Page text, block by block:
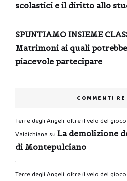
scolastici e il diritto allo
SPUNTIAMO INSIEME
Matrimoni ai quali
piacevole partecipare
COMMENTI
Terre degli Angeli: oltre il velo del
Valdichiana su La demolizione
di Montepulciano
Terre degli Angeli: oltre il velo del